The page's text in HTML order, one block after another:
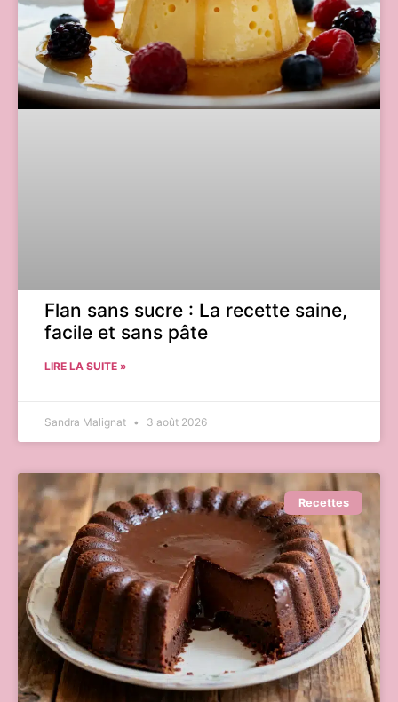
Flan sans sucre : La recette saine,
facile et sans pâte
LIRE LA SUITE »
Sandra Malignat 3 août 2026
Recettes